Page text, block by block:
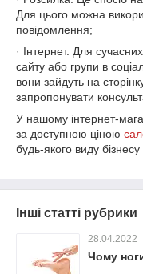
Для цього можна
повідомлення;
· Інтернет. Для
сайту або групи в
вони зайдуть на
запропонувати
У нашому інтернет-
за доступною ціною
будь-якого виду бізнесу
Інші статті рубрики
28.04.2022
Чому